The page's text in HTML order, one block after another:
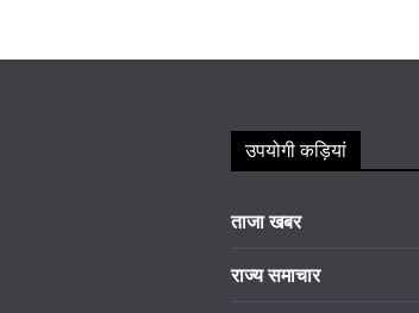
उपयोगी कड़ियां
ताजा खबर
राज्य समाचार